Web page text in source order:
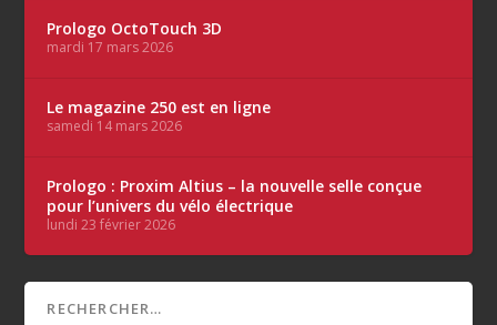
Prologo OctoTouch 3D
mardi 17 mars 2026
Le magazine 250 est en ligne
samedi 14 mars 2026
Prologo : Proxim Altius – la nouvelle selle conçue
pour l’univers du vélo électrique
lundi 23 février 2026